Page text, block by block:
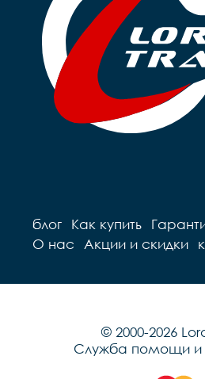
блог Как купить
О нас
Акции и скидки
© 2000-2026
Служба помощи и